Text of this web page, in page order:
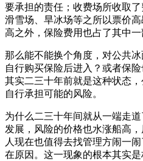
要承担的责任；收费场所收取
滑雪场、旱冰场等之所以票价
高之外，保险费用也占了其中一
那么能不能换个角度，对公共
自行购买保险后进入？或者保
其实二三十年前就是这种状态
自行承担可能的风险。
为什么二三十年间就从一端走
发展，风险的价格也水涨船高
人现在也值得去找管理方闹一
在原因。这一现象的根本其实